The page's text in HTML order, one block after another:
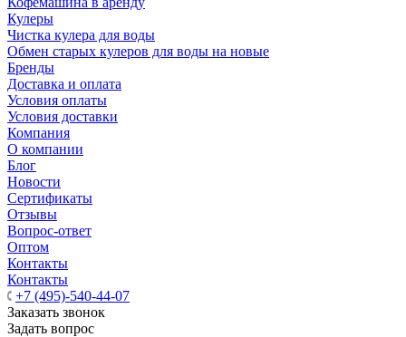
Кулеры
Чистка кулера для воды
Обмен старых кулеров для воды на новые
Бренды
Доставка и оплата
Условия оплаты
Условия доставки
Компания
О компании
Блог
Новости
Сертификаты
Отзывы
Вопрос-ответ
Оптом
Контакты
Контакты
+7 (495)-540-44-07
Заказать звонок
Задать вопрос